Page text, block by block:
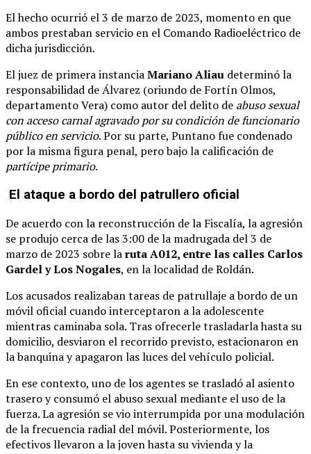
El hecho ocurrió el 3 de marzo de 2023, momento en que
ambos prestaban servicio en el Comando Radioeléctrico de
dicha jurisdicción.
El juez de primera instanciaMariano Aliau determinó la
responsabilidad de Álvarez (oriundo de Fortín Olmos,
departamento Vera) como autor del delito de abuso sexual
con acceso carnal agravado por su condición de funcionario
público en servicio. Por su parte, Puntano fue condenado
por la misma figura penal, pero bajo la calificación de
partícipe primario.
El ataque a bordo del patrullero oficial
De acuerdo con la reconstrucción de la Fiscalía, la agresión
se produjo cerca de las 3:00 de la madrugada del 3 de
marzo de 2023 sobre laruta A012, entre las calles Carlos
Gardel y Los Nogales, en la localidad de Roldán.
Los acusados realizaban tareas de patrullaje a bordo de un
móvil oficial cuando interceptaron a la adolescente
mientras caminaba sola. Tras ofrecerle trasladarla hasta su
domicilio, desviaron el recorrido previsto, estacionaron en
la banquina y apagaron las luces del vehículo policial.
En ese contexto, uno de los agentes se trasladó al asiento
trasero y consumó el abuso sexual mediante el uso de la
fuerza. La agresión se vio interrumpida por una modulación
de la frecuencia radial del móvil. Posteriormente, los
efectivos llevaron a la joven hasta su vivienda y la